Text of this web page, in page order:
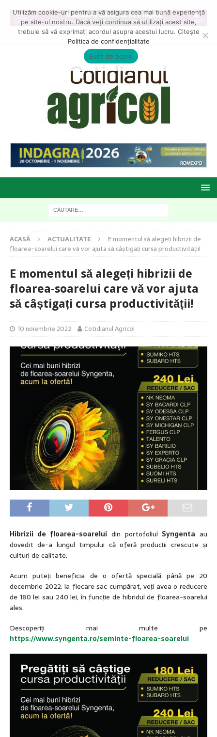
ACASĂ ACTUALITATE
E momentul să alegeți hibrizii de
floarea-soarelui care vă vor ajuta să câștigați cursa productivității!
E momentul să alegeți hibrizii de
floarea-soarelui care vă vor ajuta
să câștigați cursa productivității!
10 noiembrie 2022 Cotidianul Agricol
Hibrizii de floarea-soarelui din portofoliul Syngenta au
dovedit de-a lungul timpului că oferă producții crescute și
culturi de calitate.
Acum puteți beneficia de o ofertă specială până pe 20
decembrie 2022: la fiecare sac cumpărat, veți avea o reducere
de 180 lei sau 240 lei, în funcție de hibridul de floarea-soarelui
ales.
Descoperiți mai multe pe
https://www.syngenta.ro/seminte-floarea-soarelui
Utilizăm cookie-uri pentru a vă asigura cea mai bună experiență
pe site-ul nostru. Dacă veți continua să utilizați acest site,
trebuie să vă exprimați acordul asupra acestui lucru. Citește
Politica de confidențialitate
Sunt de acord